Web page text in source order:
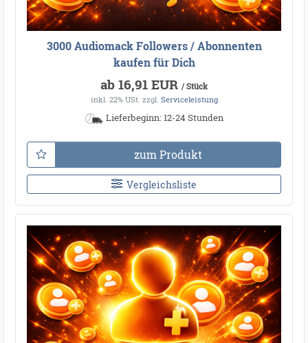
3000 Audiomack Followers / Abonnenten
kaufen für Dich
ab 16,91 EUR / Stück
inkl. 22% USt. zzgl. Serviceleistung
Lieferbeginn: 12-24 Stunden
zum Produkt
Vergleichsliste